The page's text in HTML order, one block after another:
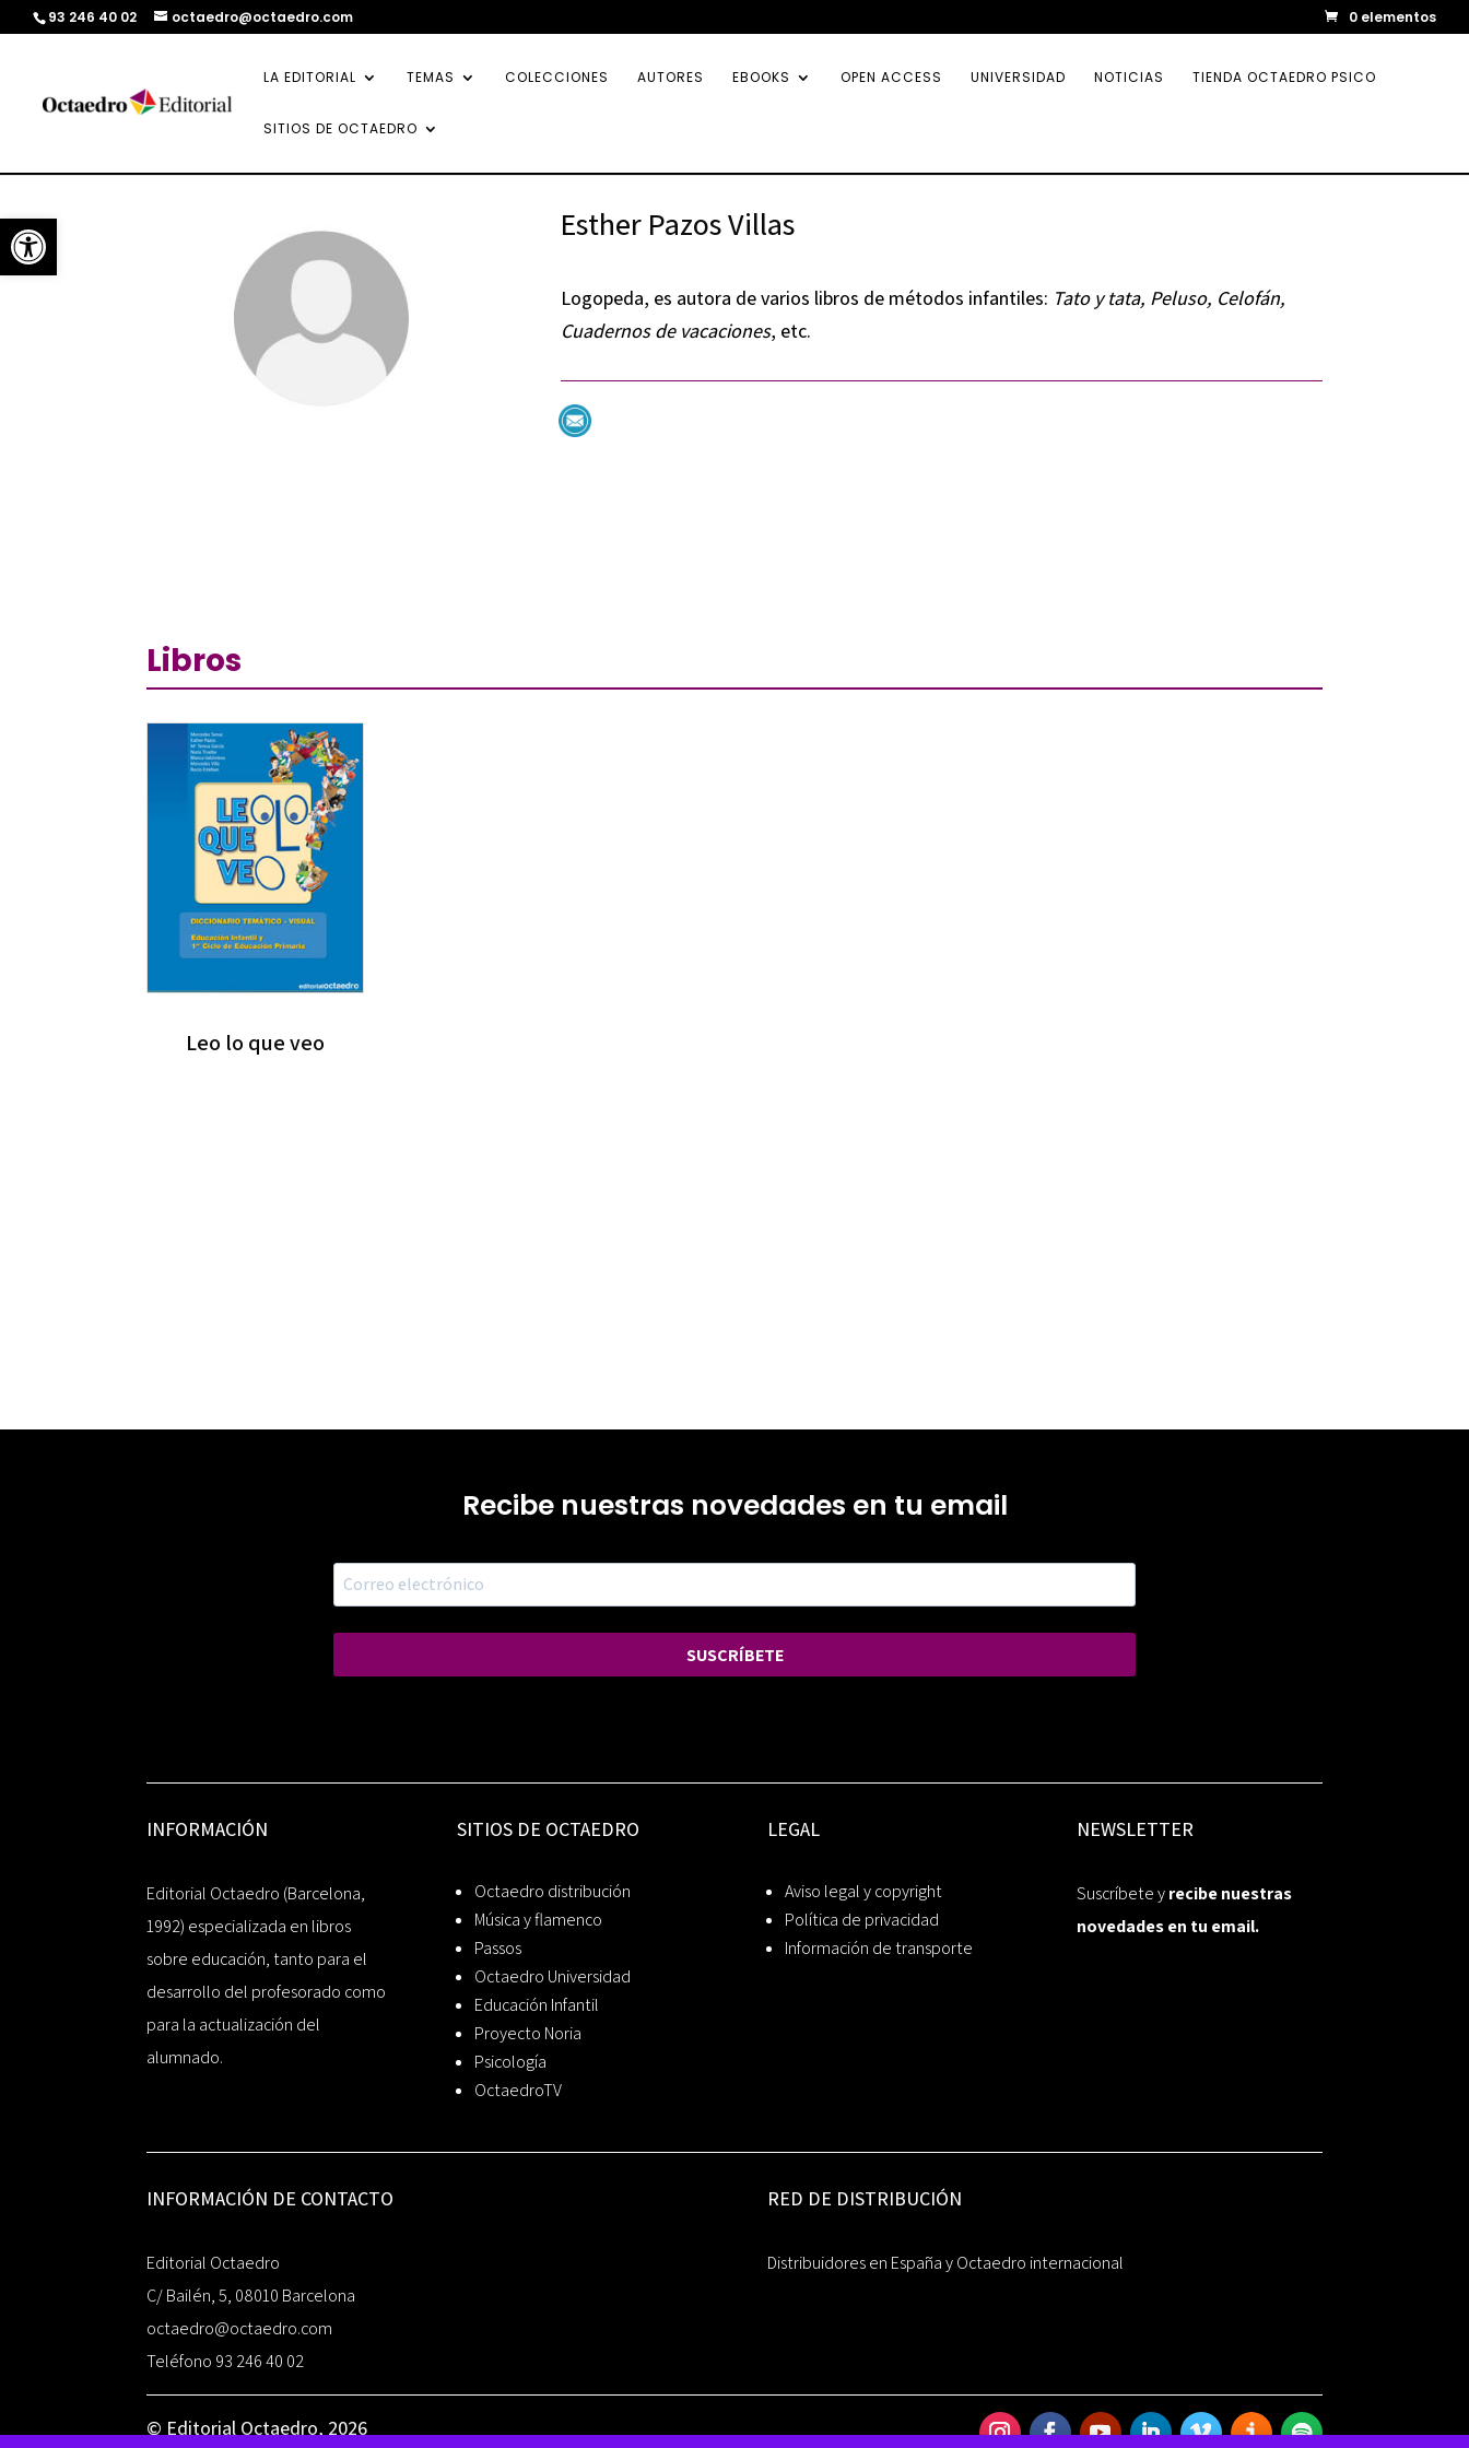
Abrir barra de herramientas
93 246 40 02 octaedro@octaedro.com 0 elementos
LA EDITORIAL TEMAS COLECCIONES AUTORES EBOOKS OPEN ACCESS UNIVERSIDAD NOTICIAS TIENDA OCTAEDRO PSICO
SITIOS DE OCTAEDRO
Esther Pazos Villas
Logopeda, es autora de varios libros de métodos infantiles: Tato y tata, Peluso, Celofán,
Cuadernos de vacaciones, etc.
Libros
Leo lo que veo
Recibe nuestras novedades en tu email
SUSCRÍBETE
INFORMACIÓN
Editorial Octaedro (Barcelona,
1992) especializada en libros
sobre educación, tanto para el
desarrollo del profesorado como
para la actualización del
alumnado.
SITIOS DE OCTAEDRO
Octaedro distribución
Música y flamenco
Passos
Octaedro Universidad
Educación Infantil
Proyecto Noria
Psicología
OctaedroTV
LEGAL
Aviso legal y copyright
Política de privacidad
Información de transporte
NEWSLETTER
Suscríbete yrecibe nuestras
novedades en tu email.
INFORMACIÓN DE CONTACTO
Editorial Octaedro
C/ Bailén, 5, 08010 Barcelona
octaedro@octaedro.com
Teléfono 93 246 40 02
RED DE DISTRIBUCIÓN
Distribuidores en España y Octaedro internacional
© Editorial Octaedro, 2026